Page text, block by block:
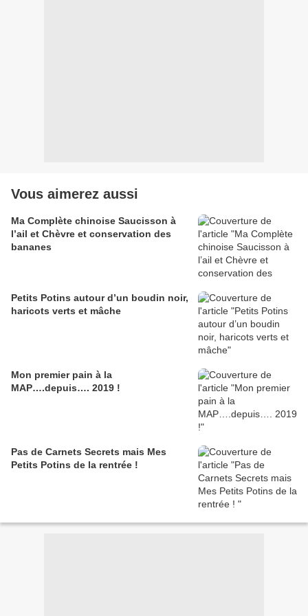
Vous aimerez aussi
Ma Complète chinoise Saucisson à
l’ail et Chèvre et conservation des
bananes
Petits Potins autour d’un boudin noir,
haricots verts et mâche
Mon premier pain à la
MAP….depuis…. 2019 !
Pas de Carnets Secrets mais Mes
Petits Potins de la rentrée !